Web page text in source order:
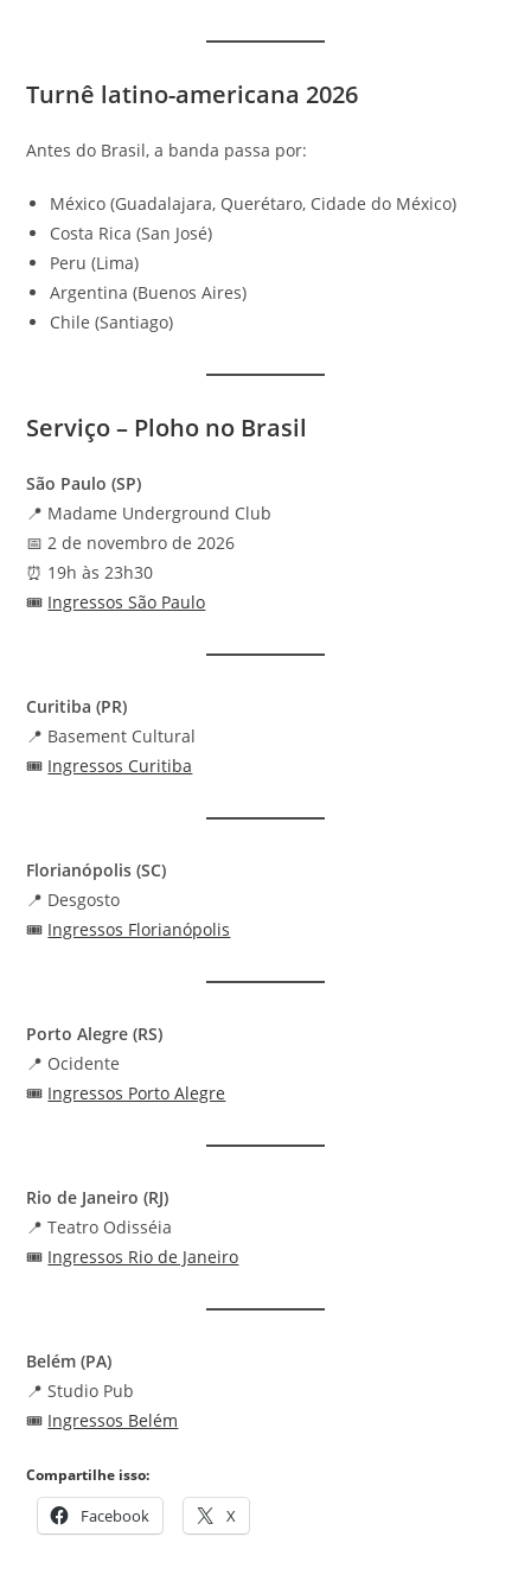
Turnê latino-americana 2026
Antes do Brasil, a banda passa por:
México (Guadalajara, Querétaro, Cidade do México)
Costa Rica (San José)
Peru (Lima)
Argentina (Buenos Aires)
Chile (Santiago)
Serviço – Ploho no Brasil
São Paulo (SP)
📍 Madame Underground Club
📅 2 de novembro de 2026
⏰ 19h às 23h30
🎟️ Ingressos São Paulo
Curitiba (PR)
📍 Basement Cultural
🎟️ Ingressos Curitiba
Florianópolis (SC)
📍 Desgosto
🎟️ Ingressos Florianópolis
Porto Alegre (RS)
📍 Ocidente
🎟️ Ingressos Porto Alegre
Rio de Janeiro (RJ)
📍 Teatro Odisséia
🎟️ Ingressos Rio de Janeiro
Belém (PA)
📍 Studio Pub
🎟️ Ingressos Belém
Compartilhe isso:
Facebook X